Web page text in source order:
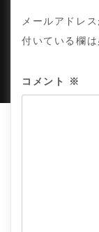
メールアドレ
付いている欄
コメント ※